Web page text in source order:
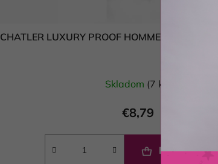
CHATLER LUXURY PROOF HOMME -
Skladom (7 ks)
€8,79
DO KOŠÍKA